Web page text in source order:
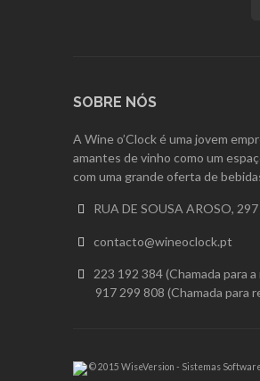
SOBRE NÓS
A Wine o’Clock é uma jovem
amantes de vinho como um
com uma grande oferta de
 RUA DE SOUSA AROSO,
 contacto@wineoclock.pt

223 192 384 (Chamada para
917 299 808 (Chamada para
© 2015 WiseVersion - Sistemas